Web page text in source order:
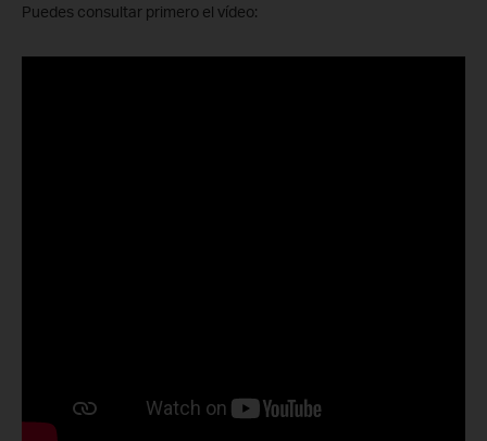
Puedes consultar primero el vídeo: